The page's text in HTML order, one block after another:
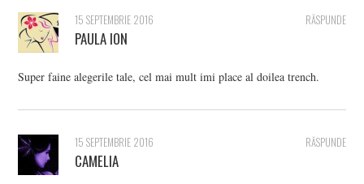
RĂSPUNDE
15 SEPTEMBRIE 2016
PAULA ION
Super faine alegerile tale, cel mai mult imi place al doilea trench.
RĂSPUNDE
15 SEPTEMBRIE 2016
CAMELIA